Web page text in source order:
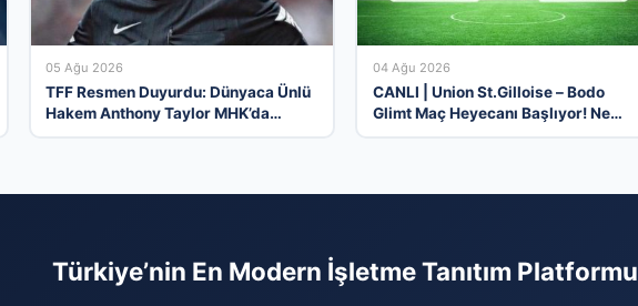
05 Ağu 2026
TFF Resmen Duyurdu: Dünyaca Ünlü
Hakem Anthony Taylor MHK’da
04 Ağu 2026
CANLI | Union St.Gilloise – Bodo
Glimt Maç Heyecanı Başlıyor! Ne
Türkiye’nin En Modern İşletme Tanıtım Platformu